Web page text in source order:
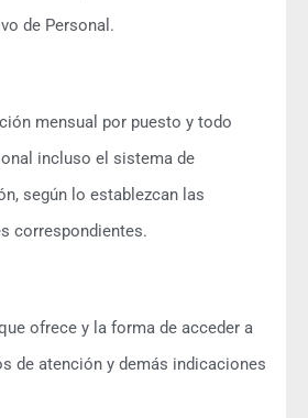
de Personal.
mensual por puesto y todo
incluso el sistema de
según lo establezcan las
correspondientes.
ofrece y la forma de acceder a
de atención y demás indicaciones